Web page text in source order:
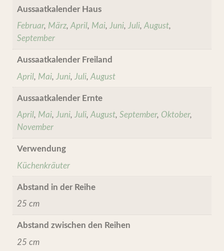
Aussaatkalender Haus
Februar, März,April, Mai, Juni, Juli,August,
September
Aussaatkalender Freiland
April, Mai, Juni, Juli, August
Aussaatkalender Ernte
April, Mai, Juni, Juli,August, September, Oktober,
November
Verwendung
Küchenkräuter
Abstand in der Reihe
25 cm
Abstand zwischen den Reihen
25 cm